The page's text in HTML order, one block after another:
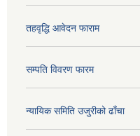
तहवृद्धि आवेदन फाराम
सम्पति विवरण फारम
न्यायिक समिति उजुरीको ढाँचा